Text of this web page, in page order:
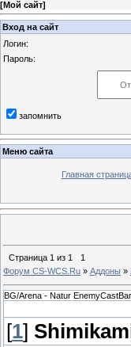
[Мой сайт]
Вход на сайт
Логин:
Пароль:
запомнить
Меню сайта
Главная
Страница 1 из 1
1
Форум CS-WCS.Ru » Аддоны »
BG/Arena - Natur EnemyCastBar
[1]